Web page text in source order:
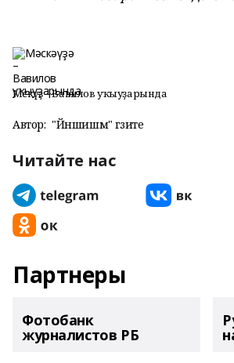
Мәскәүҙә – Вавилов уҡыуҙарында
Автор: "Йәншишмә" гәзите
Читайте нас
Партнеры
Фотобанк
журналистов РБ